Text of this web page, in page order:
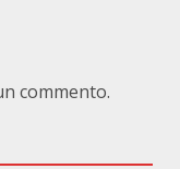
commento.